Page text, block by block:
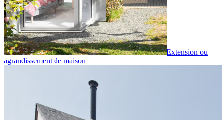
Extension ou
agrandissement de maison